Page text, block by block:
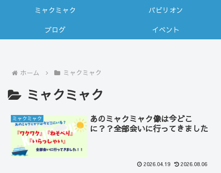
ミャクミャク
パビリオン
ブログ
イベント
ホーム ミャクミャク
ミャクミャク
ミャクミャク
あのミャクミャク像は今どこ
に？？全部会いに行ってきました
2026.04.19 2026.08.06